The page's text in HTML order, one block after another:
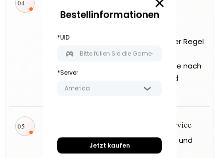
Bestellinformationen
*UID
*Server
America
Jetzt kaufen
— Self-Service-Aufladungen dauern
während manuelle Aufladungen in der Regel
ungefähr 15 Minuten benötigen. Die
tatsächliche Bearbeitungszeit kann je nach
Bestellaufkommen, Serverstatus und
Zahlungsprüfung variieren.
Sicherer und zuverlässiger Aufladeservice
— BuffHub verwendet einen sicheren und
zuverlässigen Aufladeprozess und